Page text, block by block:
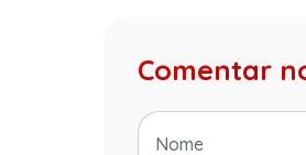
Comentar